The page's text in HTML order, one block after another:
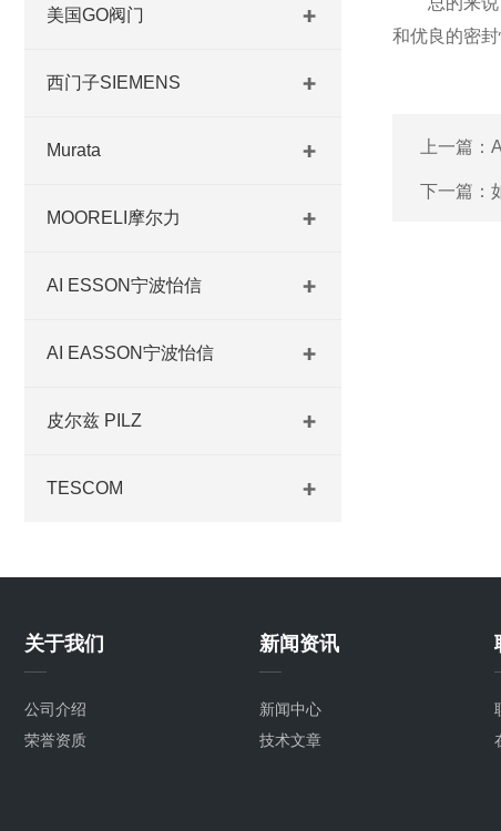
美国GO阀门
西门子SIEMENS
Murata
MOORELI摩尔力
AI ESSON宁波怡信
AI EASSON宁波怡信
皮尔兹 PILZ
TESCOM
和优良的密
上一篇：
下一篇：
关于我们
公司介绍
荣誉资质
新闻资讯
新闻中心
技术文章